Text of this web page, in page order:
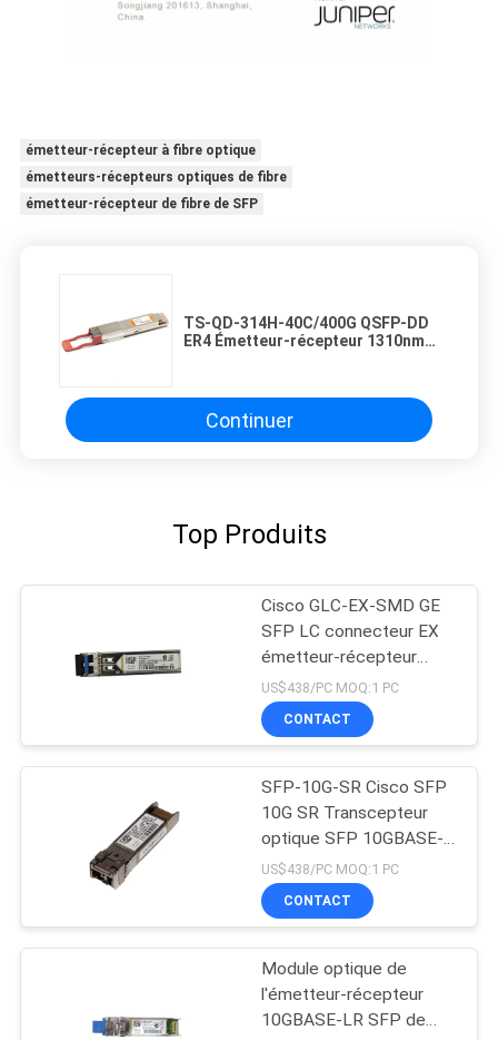
émetteur-récepteur à fibre optique
émetteurs-récepteurs optiques de fibre
émetteur-récepteur de fibre de SFP
TS-QD-314H-40C/400G QSFP-DD
ER4 Émetteur-récepteur 1310nm
Continuer
Top Produits
Cisco GLC-EX-SMD GE
SFP LC connecteur EX
émetteur-récepteur
nouveau Original
US$438/PC MOQ:1 PC
CONTACT
SFP-10G-SR Cisco SFP
10G SR Transcepteur
optique SFP 10GBASE-
SR Module SFP
US$438/PC MOQ:1 PC
CONTACT
Module optique de
l'émetteur-récepteur
10GBASE-LR SFP de